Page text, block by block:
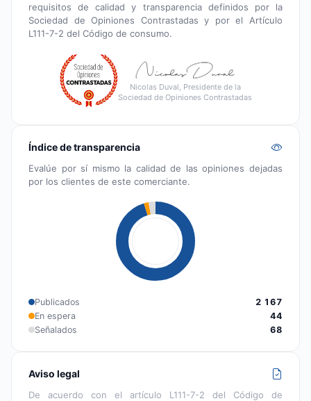
requisitos de calidad y transparencia definidos por la
Sociedad de Opiniones Contrastadas y por el Artículo
L111-7-2 del Código de consumo.
Nicolas Duval, Presidente de la
Sociedad de Opiniones Contrastadas
Índice de transparencia
Evalúe por sí mismo la calidad de las opiniones dejadas
por los clientes de este comerciante.
Publicados
2 167
En espera
44
Señalados
68
Aviso legal
De acuerdo con el artículo L111-7-2 del Código de